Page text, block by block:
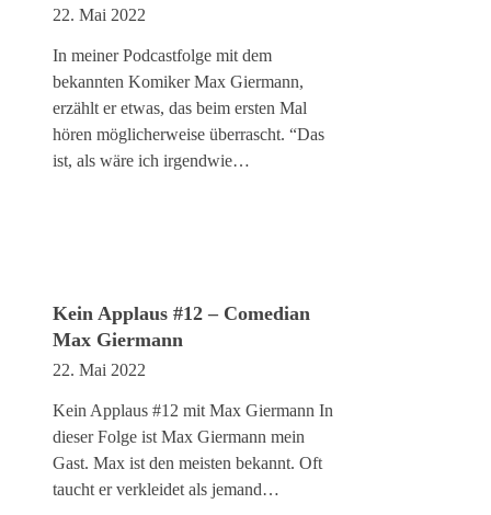
22. Mai 2022
In meiner Podcastfolge mit dem
bekannten Komiker Max Giermann,
erzählt er etwas, das beim ersten Mal
hören möglicherweise überrascht. “Das
ist, als wäre ich irgendwie…
Kein Applaus #12 – Comedian
Max Giermann
22. Mai 2022
Kein Applaus #12 mit Max Giermann In
dieser Folge ist Max Giermann mein
Gast. Max ist den meisten bekannt. Oft
taucht er verkleidet als jemand…